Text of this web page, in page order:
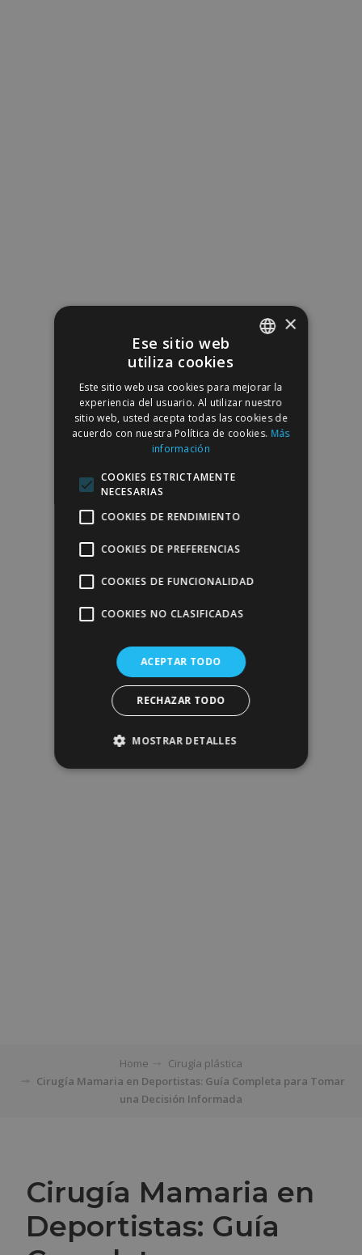
Home
Cirugía plástica
Cirugía Mamaria en Deportistas: Guía Completa para Tomar
una Decisión Informada
Cirugía Mamaria en
Deportistas: Guía
ENGLISH
×
Ese sitio web
utiliza cookies
Este sitio web usa cookies para mejorar la
experiencia del usuario. Al utilizar nuestro
sitio web, usted acepta todas las cookies de
acuerdo con nuestra Política de cookies. Más
información
COOKIES ESTRICTAMENTE
NECESARIAS
COOKIES DE RENDIMIENTO
COOKIES DE PREFERENCIAS
COOKIES DE FUNCIONALIDAD
COOKIES NO CLASIFICADAS
ACEPTAR TODO
RECHAZAR TODO
MOSTRAR DETALLES